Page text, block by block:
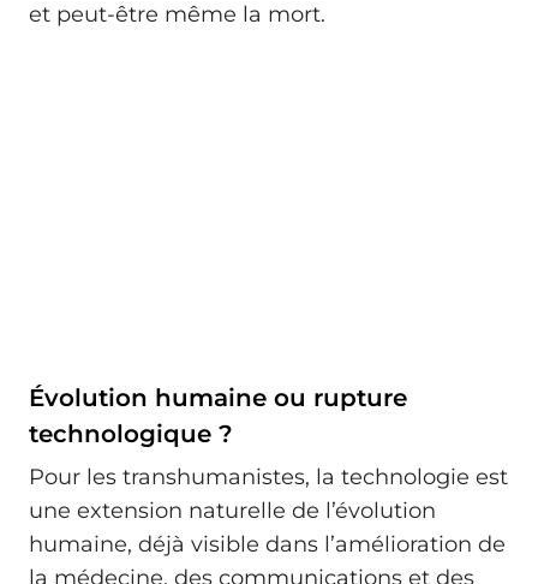
et peut-être même la mort.
Évolution humaine ou rupture
technologique ?
Pour les transhumanistes, la technologie est
une extension naturelle de l’évolution
humaine, déjà visible dans l’amélioration de
la médecine, des communications et des